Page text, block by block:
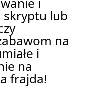
lub
na
i
na
frajda!